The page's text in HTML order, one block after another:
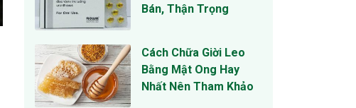
Bán, Thận Trọng
Cách Chữa Giời Leo
Bằng Mật Ong Hay
Nhất Nên Tham Khảo